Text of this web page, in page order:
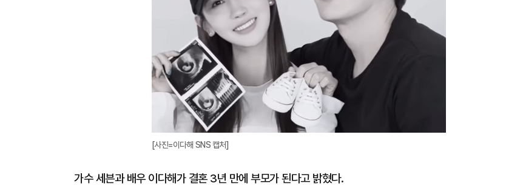
[사진=이다해 SNS 캡처]
가수 세븐과 배우 이다해가 결혼 3년 만에 부모가 된다고 밝혔다.